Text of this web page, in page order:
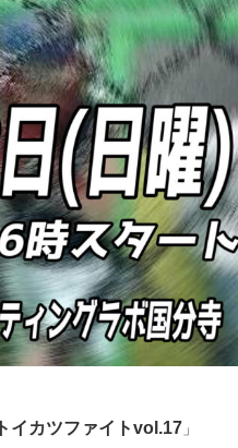
トイカツファイトvol.17」